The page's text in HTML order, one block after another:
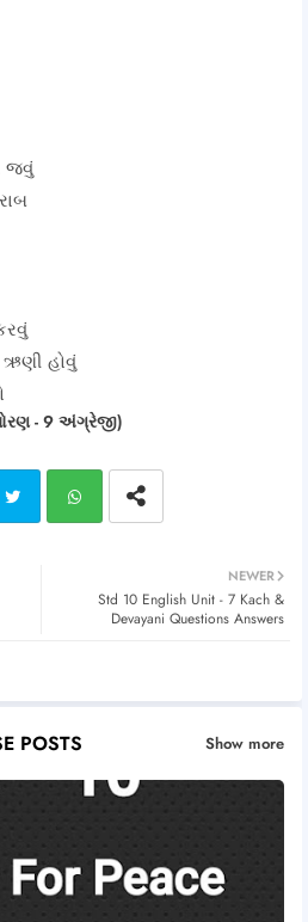
જવું
હોવું
- 9 અંગ્રેજી)
NEWER
Std 10 English Unit - 7 Kach &
Devayani Questions Answers
POSTS Show more